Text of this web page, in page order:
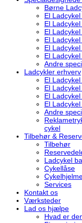
Børne
El
El
El
El
El
El
Andre
Ladcykler erhverv
El
El
El
El
Andre
cykel
Tilbehør &
Tilbehør
Ladcykel
Cykellåse
Services
Kontakt os
Værksteder
Lad os hjælpe
Hvad er